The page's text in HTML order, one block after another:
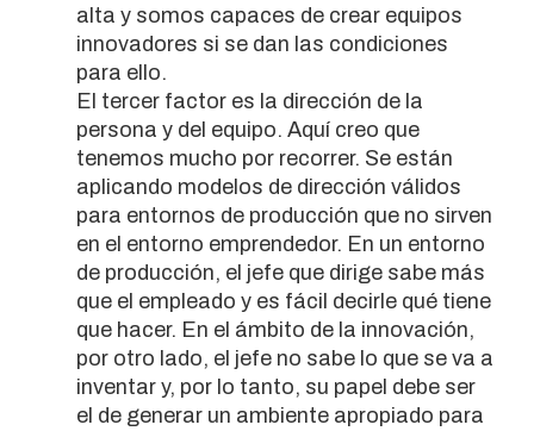
alta y somos capaces de crear equipos
innovadores si se dan las condiciones
para ello.
El tercer factor es la dirección de la
persona y del equipo. Aquí creo que
tenemos mucho por recorrer. Se están
aplicando modelos de dirección válidos
para entornos de producción que no sirven
en el entorno emprendedor. En un entorno
de producción, el jefe que dirige sabe más
que el empleado y es fácil decirle qué tiene
que hacer. En el ámbito de la innovación,
por otro lado, el jefe no sabe lo que se va a
inventar y, por lo tanto, su papel debe ser
el de generar un ambiente apropiado para